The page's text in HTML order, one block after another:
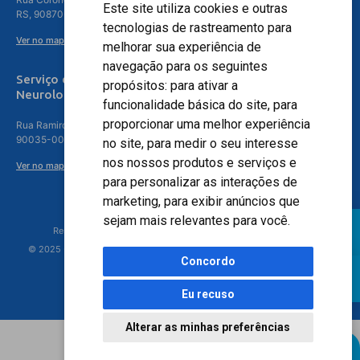
Este site utiliza cookies e outras
tecnologias de rastreamento para
melhorar sua experiência de
navegação para os seguintes
propósitos: para ativar a
funcionalidade básica do site, para
proporcionar uma melhor experiência
no site, para medir o seu interesse
nos nossos produtos e serviços e
para personalizar as interações de
marketing, para exibir anúncios que
sejam mais relevantes para você.
Concordo
Eu recuso
Alterar as minhas preferências
RS, 90870-016
Ver no mapa
Serviço de
Neurologia
Rua Ramiro Barcelos, 630 – 5º andar – Floresta, Porto Alegre – RS,
90035-001
Ver no mapa
Responsável Técnico: Dr. Luiz Antonio Nasi - CREMERS 11217
© 2025 - Hospital Moinhos de Vento - Registro Empresa (CRM-RS): 425